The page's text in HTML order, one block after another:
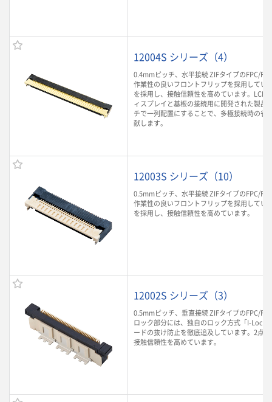
12004S シリーズ（4）
0.4mmピッチ、水平接続 ZIFタイプのFPC/
作業性の良いフロントフリップを採用してい
を採用し、接触信頼性を高めています。LCD
ィスプレイと基板の接続用に開発された製品
チで一列配置にすることで、多極接続時の省
献します。
12003S シリーズ（10）
0.5mmピッチ、水平接続 ZIFタイプのFPC/
作業性の良いフロントフリップを採用してい
を採用し、接触信頼性を高めています。
12002S シリーズ（3）
0.5mmピッチ、垂直接続 ZIFタイプのFPC/
ロック部分には、独自のロック方式「I-Lock
ードの抜け防止を徹底追及しています。2点
接触信頼性を高めています。